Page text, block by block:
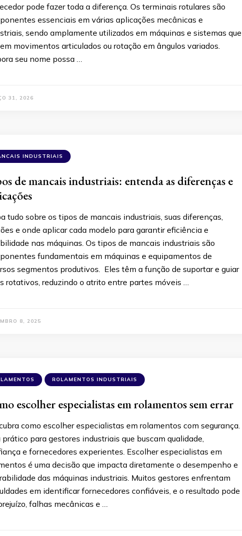
pode fazer toda a diferença. Os terminais rotulares são
essenciais em várias aplicações mecânicas e
sendo amplamente utilizados em máquinas e sistemas que
movimentos articulados ou rotação em ângulos variados.
seu nome possa …
31, 2026
INDUSTRIAIS
de mancais industriais: entenda as diferenças e
tudo sobre os tipos de mancais industriais, suas diferenças,
e onde aplicar cada modelo para garantir eficiência e
nas máquinas. Os tipos de mancais industriais são
fundamentais em máquinas e equipamentos de
segmentos produtivos. Eles têm a função de suportar e guiar
rotativos, reduzindo o atrito entre partes móveis …
8, 2025
ROLAMENTOS INDUSTRIAIS
escolher especialistas em rolamentos sem errar
como escolher especialistas em rolamentos com segurança.
prático para gestores industriais que buscam qualidade,
e fornecedores experientes. Escolher especialistas em
é uma decisão que impacta diretamente o desempenho e
das máquinas industriais. Muitos gestores enfrentam
em identificar fornecedores confiáveis, e o resultado pode
falhas mecânicas e …